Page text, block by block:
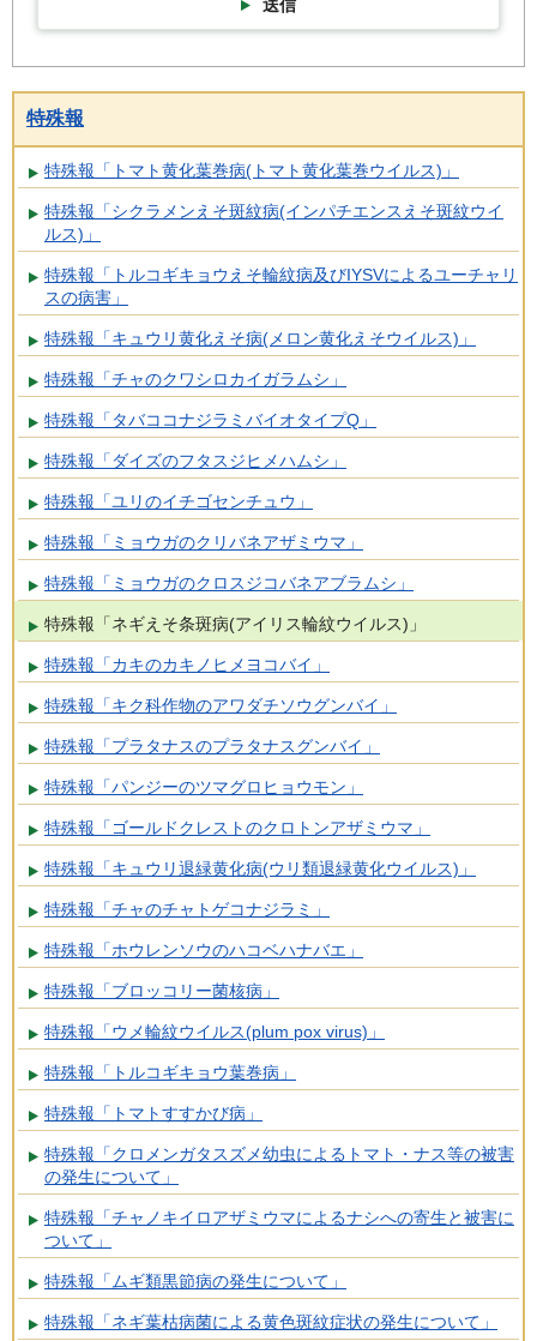
送信
特殊報
特殊報「トマト黄化葉巻病(トマト黄化葉巻ウイルス)」
特殊報「シクラメンえそ斑紋病(インパチエンスえそ斑紋ウイ
ルス)」
特殊報「トルコギキョウえそ輪紋病及びIYSVによるユーチャリ
スの病害」
特殊報「キュウリ黄化えそ病(メロン黄化えそウイルス)」
特殊報「チャのクワシロカイガラムシ」
特殊報「タバココナジラミバイオタイプQ」
特殊報「ダイズのフタスジヒメハムシ」
特殊報「ユリのイチゴセンチュウ」
特殊報「ミョウガのクリバネアザミウマ」
特殊報「ミョウガのクロスジコバネアブラムシ」
特殊報「ネギえそ条斑病(アイリス輪紋ウイルス)」
特殊報「カキのカキノヒメヨコバイ」
特殊報「キク科作物のアワダチソウグンバイ」
特殊報「プラタナスのプラタナスグンバイ」
特殊報「パンジーのツマグロヒョウモン」
特殊報「ゴールドクレストのクロトンアザミウマ」
特殊報「キュウリ退緑黄化病(ウリ類退緑黄化ウイルス)」
特殊報「チャのチャトゲコナジラミ」
特殊報「ホウレンソウのハコベハナバエ」
特殊報「ブロッコリー菌核病」
特殊報「ウメ輪紋ウイルス(plum pox virus)」
特殊報「トルコギキョウ葉巻病」
特殊報「トマトすすかび病」
特殊報「クロメンガタスズメ幼虫によるトマト・ナス等の被害
の発生について」
特殊報「チャノキイロアザミウマによるナシへの寄生と被害に
ついて」
特殊報「ムギ類黒節病の発生について」
特殊報「ネギ葉枯病菌による黄色斑紋症状の発生について」